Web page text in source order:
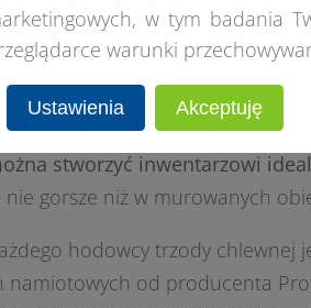
trzody chlewnej
stworzyć inwentarzowi
nie gorsze niż w murowanych
hodowcy trzody chlewnej
namiotowych od producenta
w tym badania
warunki
Ustawienia Akceptuję